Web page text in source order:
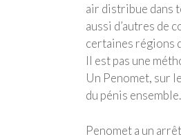
air distribue dans
aussi d’autres de
certaines régions
Il est pas une
Un Penomet, sur
du pénis ensemble.
Penomet a un